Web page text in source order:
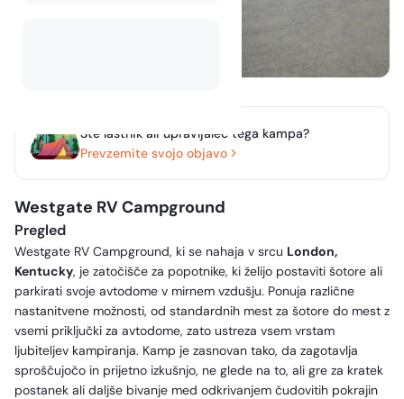
Ste lastnik ali upravljalec tega kampa?
Prevzemite svojo objavo
Westgate RV Campground
Pregled
Westgate RV Campground, ki se nahaja v srcu London,
Kentucky, je zatočišče za popotnike, ki želijo postaviti šotore ali
parkirati svoje avtodome v mirnem vzdušju. Ponuja različne
nastanitvene možnosti, od standardnih mest za šotore do mest z
vsemi priključki za avtodome, zato ustreza vsem vrstam
ljubiteljev kampiranja. Kamp je zasnovan tako, da zagotavlja
sproščujočo in prijetno izkušnjo, ne glede na to, ali gre za kratek
postanek ali daljše bivanje med odkrivanjem čudovitih pokrajin